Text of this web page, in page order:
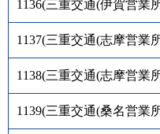
1136(三重交通(伊賀営業
1137(三重交通(志摩営業
1138(三重交通(志摩営業
1139(三重交通(桑名営業